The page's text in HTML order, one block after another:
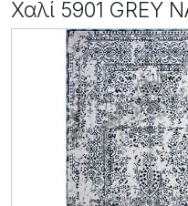
Χαλί 5901 GREY